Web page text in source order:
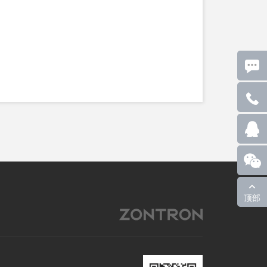
支持国际标准的
采用大功率环形变
总谐波失真
最大输入电平
话筒频率响应
话筒输入灵敏度
拥有完善的数字解码
重量
顶部